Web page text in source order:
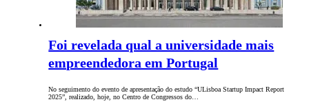
Foi revelada qual a universidade mais
empreendedora em Portugal
No seguimento do evento de apresentação do estudo “ULisboa Startup Impact Report
2025”, realizado, hoje, no Centro de Congressos do…